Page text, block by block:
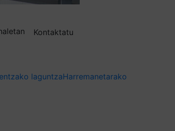
Kontaktatu
laguntzaHarremanetarako